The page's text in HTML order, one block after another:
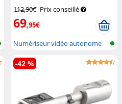
112,90€ Prix conseillé
69,95€
Numériseur vidéo autonome
-42 %